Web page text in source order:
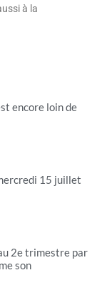
à la
encore loin de
15 juillet
2e trimestre par
son